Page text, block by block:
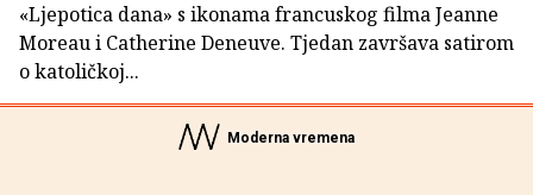
«Ljepotica dana» s ikonama francuskog filma Jeanne
Moreau i Catherine Deneuve. Tjedan završava satirom
o katoličkoj...
Moderna vremena